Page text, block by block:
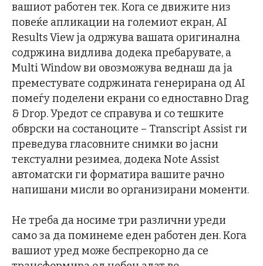
вашиот работен тек. Кога се движите низ
повеќе апликации на големиот екран, AI
Results View ја одржува вашата оригинална
содржина видлива додека пребарувате, а
Multi Window ви овозможува веднаш да ја
преместувате содржината генерирана од AI
помеѓу поделени екрани со едноставно Drag
& Drop. Уредот се справува и со тешките
обврски на состаноците – Transcript Assist ги
преведува гласовните снимки во јасни
текстуални резимеа, додека Note Assist
автоматски ги форматира вашите рачно
напишани мисли во организирани моменти.
Не треба да носиме три различни уреди
само за да поминеме еден работен ден. Кога
вашиот уред може беспрекорно да се